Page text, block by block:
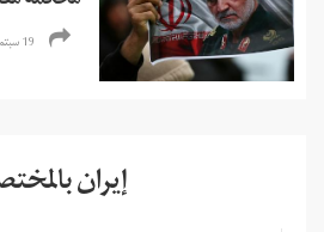
19 سبتمبر 2021
إيران